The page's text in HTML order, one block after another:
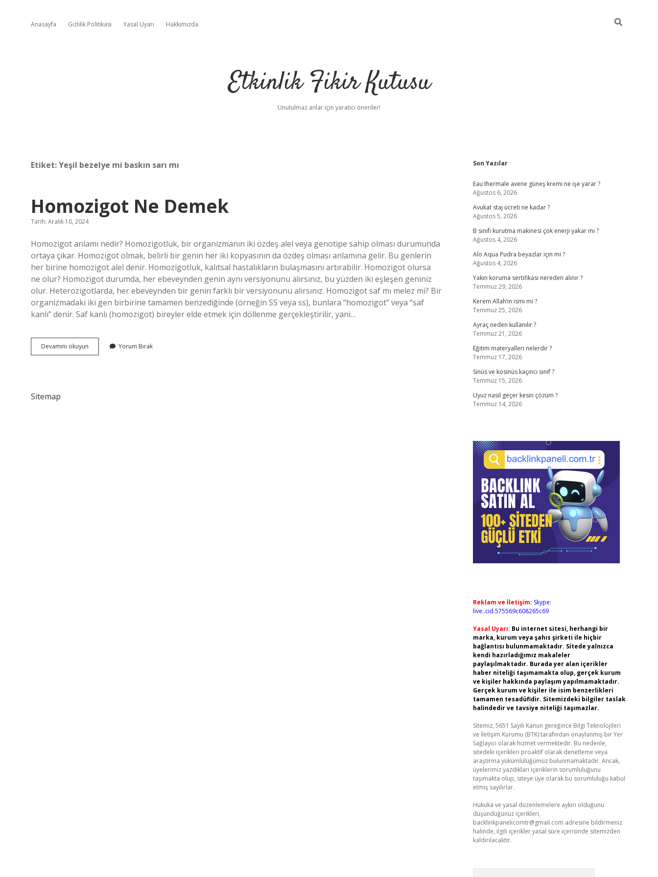
Anasayfa Gizlilik Politikası Yasal Uyarı Hakkımızda
Etkinlik Fikir Kutusu
Unutulmaz anlar için yaratıcı öneriler!
Etiket:Yeşil bezelye mi baskın sarı mı
Homozigot Ne Demek
Tarih: Aralık 10, 2024
Homozigot anlamı nedir? Homozigotluk, bir organizmanın iki özdeş alel veya genotipe sahip olması durumunda
ortaya çıkar. Homozigot olmak, belirli bir genin her iki kopyasının da özdeş olması anlamına gelir. Bu genlerin
her birine homozigot alel denir. Homozigotluk, kalıtsal hastalıkların bulaşmasını artırabilir. Homozigot olursa
ne olur? Homozigot durumda, her ebeveynden genin aynı versiyonunu alırsınız, bu yüzden iki eşleşen geniniz
olur. Heterozigotlarda, her ebeveynden bir genin farklı bir versiyonunu alırsınız. Homozigot saf mı melez mi? Bir
organizmadaki iki gen birbirine tamamen benzediğinde (örneğin SS veya ss), bunlara “homozigot” veya “saf
kanlı” denir. Saf kanlı (homozigot) bireyler elde etmek için döllenme gerçekleştirilir, yani…
Devamını okuyun Homozigot
Ne
Yorum Bırak
Sitemap
Sidebar
Son Yazılar
Eau thermale avene güneş kremi ne işe yarar ?
Ağustos 6, 2026
Avukat staj ücreti ne kadar ?
Ağustos 5, 2026
B sınıfı kurutma makinesi çok enerji yakar mı ?
Ağustos 4, 2026
Alo Aqua Pudra beyazlar için mi ?
Ağustos 4, 2026
Yakın koruma sertifikası nereden alınır ?
Temmuz 29, 2026
Kerem Allah’ın ismi mi ?
Temmuz 25, 2026
Ayraç neden kullanılır ?
Temmuz 21, 2026
Eğitim materyalleri nelerdir ?
Temmuz 17, 2026
Sinüs ve kosinüs kaçıncı sınıf ?
Temmuz 15, 2026
Uyuz nasıl geçer kesin çözüm ?
Temmuz 14, 2026
Reklam ve İletişim: Skype:
live:.cid.575569c608265c69
Yasal Uyarı: Bu internet sitesi, herhangi bir
marka, kurum veya şahıs şirketi ile hiçbir
bağlantısı bulunmamaktadır. Sitede yalnızca
kendi hazırladığımız makaleler
paylaşılmaktadır. Burada yer alan içerikler
haber niteliği taşımamakta olup, gerçek kurum
ve kişiler hakkında paylaşım yapılmamaktadır.
Gerçek kurum ve kişiler ile isim benzerlikleri
tamamen tesadüfidir. Sitemizdeki bilgiler taslak
halindedir ve tavsiye niteliği taşımazlar.
Sitemiz, 5651 Sayılı Kanun gereğince Bilgi Teknolojileri
ve İletişim Kurumu (BTK) tarafından onaylanmış bir Yer
Sağlayıcı olarak hizmet vermektedir. Bu nedenle,
sitedeki içerikleri proaktif olarak denetleme veya
araştırma yükümlülüğümüz bulunmamaktadır. Ancak,
üyelerimiz yazdıkları içeriklerin sorumluluğunu
taşımakta olup, siteye üye olarak bu sorumluluğu kabul
etmiş sayılırlar.
Hukuka ve yasal düzenlemelere aykırı olduğunu
düşündüğünüz içerikleri,
backlinkpanelicomtr@gmail.com adresine bildirmeniz
halinde, ilgili içerikler yasal süre içerisinde sitemizden
kaldırılacaktır.